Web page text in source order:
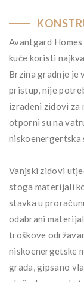
Avantgard
kuće koristi
Brzina gradnje je
pristup, nije
izrađeni zidovi za
otporni su na
niskoenergertska
Vanjski zidovi
stoga materijali
stavka u
odabrani
troškove
niskoenergetske
građa, gipsano